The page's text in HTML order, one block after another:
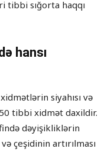
tibbi sığorta haqqı
hansı
siyahısı və
tibbi xidmət daxildir.
dəyişikliklərin
çeşidinin artırılması